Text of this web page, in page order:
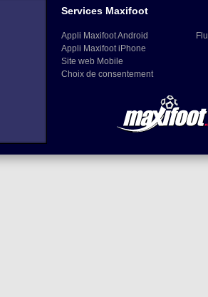
Services Maxifoot
Appli Maxifoot Android
Appli Maxifoot iPhone
Site web Mobile
Choix de consentement